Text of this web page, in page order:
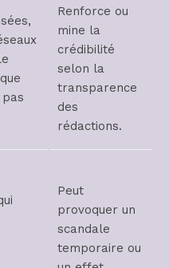
Renforce ou
mine la
crédibilité
selon la
transparence
des
rédactions.
Peut
provoquer un
scandale
temporaire ou